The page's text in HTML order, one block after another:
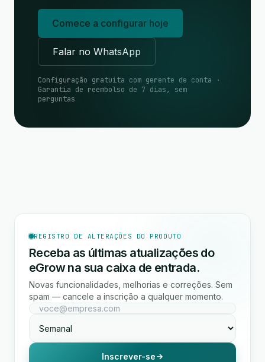
Comece a configurar hoje
Falar no WhatsApp
Configuração gratuita com gerente de conta ·
Garantia de reembolso de 7 dias, sem
perguntas
REGISTRO DE ALTERAÇÕES DO PRODUTO
Receba as últimas atualizações do
eGrow na sua caixa de entrada.
Novas funcionalidades, melhorias e correções. Sem
spam — cancele a inscrição a qualquer momento.
Inscrever-se